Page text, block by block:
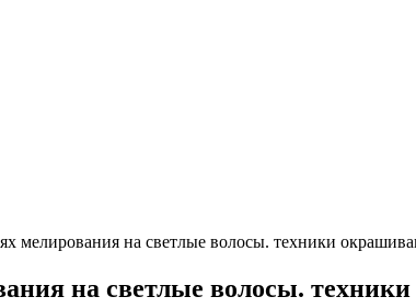
мелирования на светлые волосы. техники
на светлые волосы.